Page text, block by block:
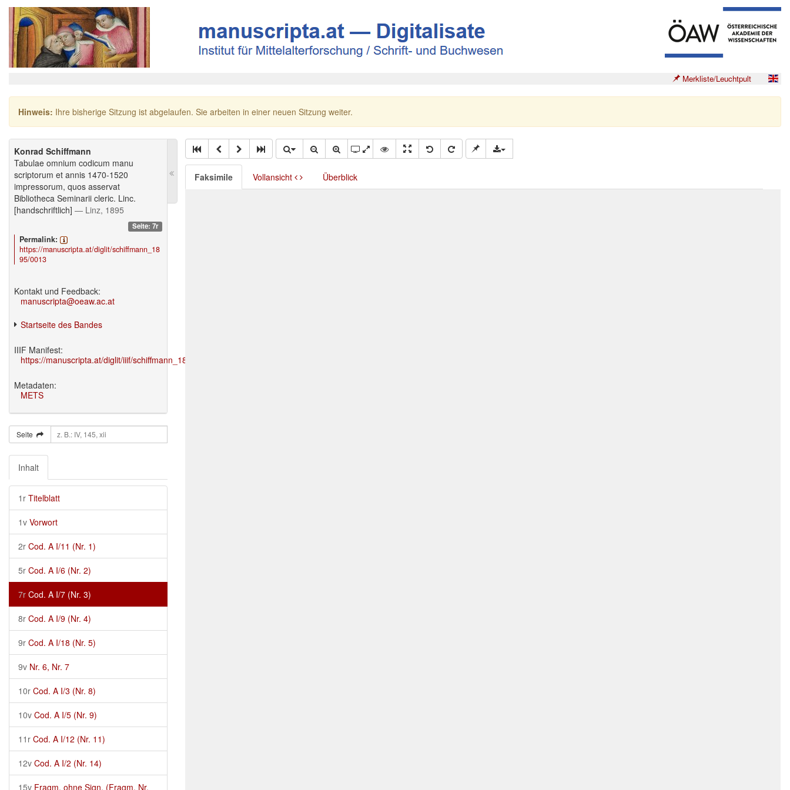
Merkliste/Leuchtpult
Hinweis: Ihre bisherige Sitzung ist abgelaufen. Sie arbeiten in einer neuen Sitzung weiter.
Konrad Schiffmann
Tabulae omnium codicum manu
scriptorum et annis 1470-1520
impressorum, quos asservat
Bibliotheca Seminarii cleric. Linc.
[handschriftlich] — Linz, 1895
Seite: 7r
Permalink:
https://manuscripta.at/diglit/schiffmann_18
95/0013
Kontakt und Feedback:
manuscripta@oeaw.ac.at
Startseite des Bandes
IIIF Manifest:
https://manuscripta.at/diglit/iiif/schiffmann_1895/manifest.json
Metadaten:
METS
Seite
Inhalt
1r Titelblatt
1v Vorwort
2r Cod. A I/11 (Nr. 1)
5r Cod. A I/6 (Nr. 2)
7r Cod. A I/7 (Nr. 3)
8r Cod. A I/9 (Nr. 4)
9r Cod. A I/18 (Nr. 5)
9v Nr. 6, Nr. 7
10r Cod. A I/3 (Nr. 8)
10v Cod. A I/5 (Nr. 9)
11r Cod. A I/12 (Nr. 11)
12v Cod. A I/2 (Nr. 14)
15v Fragm. ohne Sign. (Fragm. Nr.
Faksimile Vollansicht Überblick